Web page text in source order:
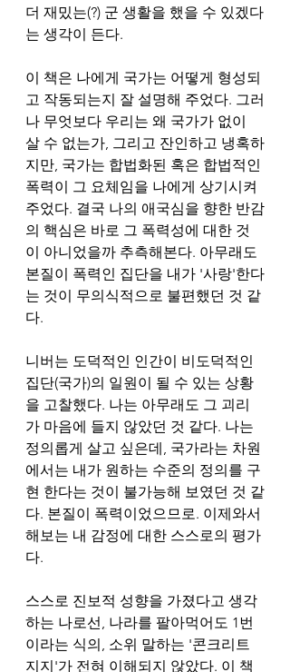
더 재밌는(?) 군 생활을 했을 수 있겠다
는 생각이 든다.
이 책은 나에게 국가는 어떻게 형성되
고 작동되는지 잘 설명해 주었다. 그러
나 무엇보다 우리는 왜 국가가 없이
살 수 없는가, 그리고 잔인하고 냉혹하
지만, 국가는 합법화된 혹은 합법적인
폭력이 그 요체임을 나에게 상기시켜
주었다. 결국 나의 애국심을 향한 반감
의 핵심은 바로 그 폭력성에 대한 것
이 아니었을까 추측해본다. 아무래도
본질이 폭력인 집단을 내가 '사랑'한다
는 것이 무의식적으로 불편했던 것 같
다.
니버는 도덕적인 인간이 비도덕적인
집단(국가)의 일원이 될 수 있는 상황
을 고찰했다. 나는 아무래도 그 괴리
가 마음에 들지 않았던 것 같다. 나는
정의롭게 살고 싶은데, 국가라는 차원
에서는 내가 원하는 수준의 정의를 구
현 한다는 것이 불가능해 보였던 것 같
다. 본질이 폭력이었으므로. 이제와서
해보는 내 감정에 대한 스스로의 평가
다.
스스로 진보적 성향을 가졌다고 생각
하는 나로선, 나라를 팔아먹어도 1번
이라는 식의, 소위 말하는 '콘크리트
지지'가 전혀 이해되지 않았다. 이 책